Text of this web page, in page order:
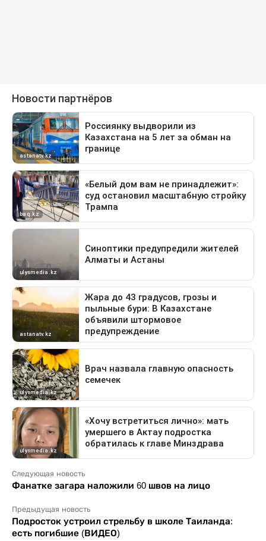
Следующая новость
Фанатке загара наложили 60 швов на лицо
Предыдущая новость
Подросток устроил стрельбу в школе Таиланда:
есть погибшие (ВИДЕО)